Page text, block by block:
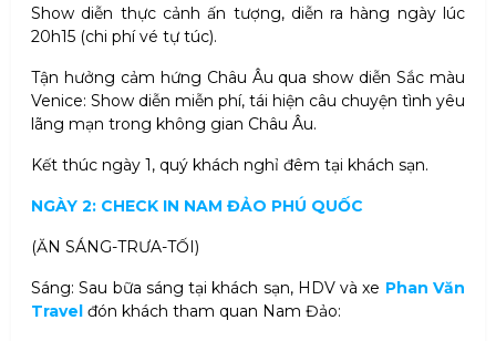
Show diễn thực cảnh ấn tượng, diễn ra hàng ngày lúc
20h15 (chi phí vé tự túc).
Tận hưởng cảm hứng Châu Âu qua show diễn Sắc màu
Venice: Show diễn miễn phí, tái hiện câu chuyện tình yêu
lãng mạn trong không gian Châu Âu.
Kết thúc ngày 1, quý khách nghỉ đêm tại khách sạn.
NGÀY 2: CHECK IN NAM ĐẢO PHÚ QUỐC
(ĂN SÁNG-TRƯA-TỐI)
Sáng: Sau bữa sáng tại khách sạn, HDV và xe Phan Văn
Travel đón khách tham quan Nam Đảo: